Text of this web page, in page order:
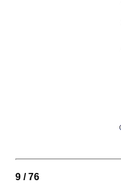
9 / 76